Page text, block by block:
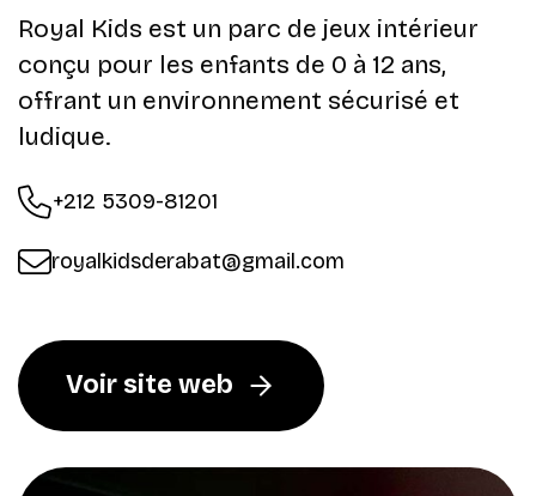
Royal Kids est un parc de jeux intérieur
conçu pour les enfants de 0 à 12 ans,
offrant un environnement sécurisé et
ludique.
+212 5309-81201
royalkidsderabat@gmail.com
Voir site web